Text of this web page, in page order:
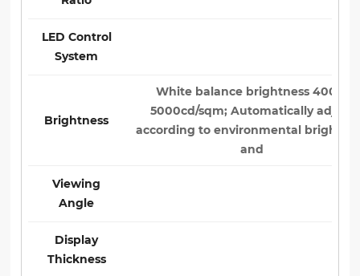
LED Control
System
Brightness
White balance brightness 4000-
5000cd/sqm; Automatically adjust
according to environmental
and
Viewing
Angle
Display
Thickness